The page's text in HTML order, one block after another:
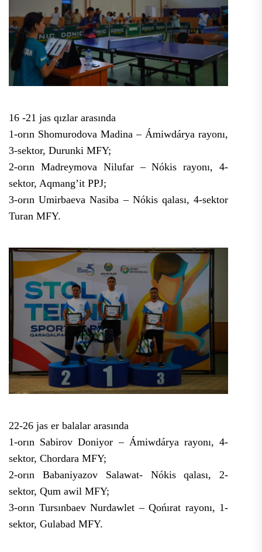
16 -21 jas qızlar arasında
1-orın Shomurodova Madina – Ámiwdárya rayonı,
3-sektor, Durunki MFY;
2-orın Madreymova Nilufar – Nókis rayonı, 4-
sektor, Aqmang’it PPJ;
3-orın Umirbaeva Nasiba – Nókis qalası, 4-sektor
Turan MFY.
22-26 jas er balalar arasında
1-orın Sabirov Doniyor – Ámiwdárya rayonı, 4-
sektor, Chordara MFY;
2-orın Babaniyazov Salawat- Nókis qalası, 2-
sektor, Qum awil MFY;
3-orın Tursınbaev Nurdawlet – Qońırat rayonı, 1-
sektor, Gulabad MFY.